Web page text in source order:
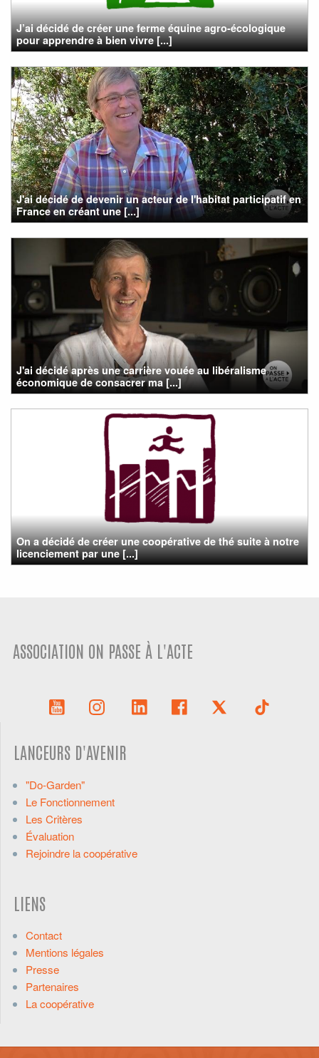
J’ai décidé de créer une ferme équine agro-écologique
pour apprendre à bien vivre [...]
J'ai décidé de devenir un acteur de l'habitat participatif en
France en créant une [...]
J'ai décidé après une carrière vouée au libéralisme
économique de consacrer ma [...]
On a décidé de créer une coopérative de thé suite à notre
licenciement par une [...]
ASSOCIATION ON PASSE À L'ACTE
LANCEURS D'AVENIR
"Do-Garden"
Le Fonctionnement
Les Critères
Évaluation
Rejoindre la coopérative
LIENS
Contact
Mentions légales
Presse
Partenaires
La coopérative